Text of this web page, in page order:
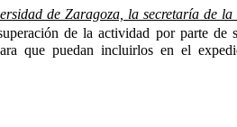
de Zaragoza, la secretaría de
de la actividad por parte de
que puedan incluirlos en el